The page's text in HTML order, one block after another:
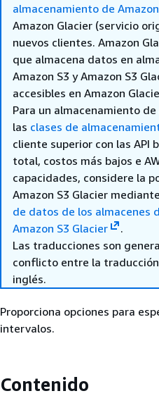
almacenamiento de
Amazon Glacier (servicio
nuevos clientes. Amazon
que almacena datos en
Amazon S3 y Amazon S3
accesibles en Amazon
Para un almacenamiento
las clases de
cliente superior con las API
total, costos más bajos e
capacidades, considere la
Amazon S3 Glacier
de datos de los almacenes
Amazon S3 Glacier
.
Las traducciones son
conflicto entre la
inglés.
Proporciona opciones para
intervalos.
Contenido